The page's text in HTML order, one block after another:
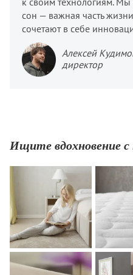
сон — важная часть
сочетают в себе
Алексей
директор
Ищите вдохновение